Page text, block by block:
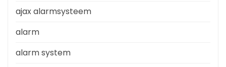
ajax alarmsysteem
alarm
alarm system